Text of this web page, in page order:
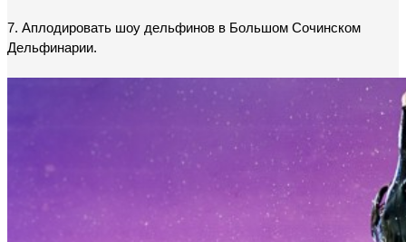
7. Аплодировать шоу дельфинов в Большом Сочинском
Дельфинарии.